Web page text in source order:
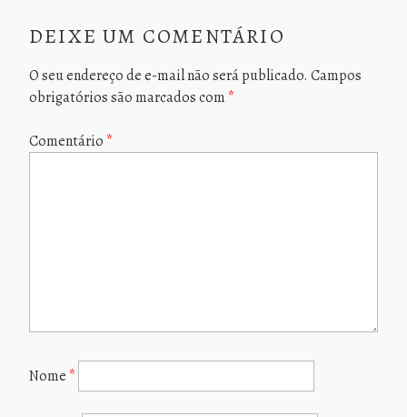
DEIXE UM COMENTÁRIO
O seu endereço de e-mail não será publicado. Campos
obrigatórios são marcados com *
Comentário *
Nome *